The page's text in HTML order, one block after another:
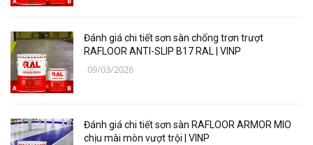
Dụng Cụ Ngành Hàng Không
Thiết Bị Niika
Linh, Phụ Kiện Công Nghiệp Nặng
Đánh giá chi tiết sơn sàn chống trơn trượt
RAFLOOR ANTI-SLIP B17 RAL | VINP
09/03/2026
Đánh giá chi tiết sơn sàn RAFLOOR ARMOR MIO
chịu mài mòn vượt trội | VINP